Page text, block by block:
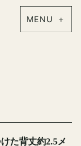
た背丈約2.5メ